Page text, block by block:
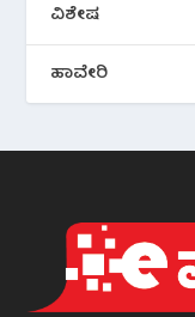
ವಿಶೇಷ
ಹಾವೇರಿ